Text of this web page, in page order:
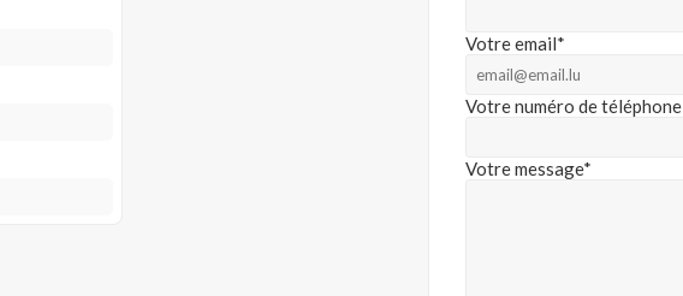
Votre email*
Votre numéro de téléphone
Votre message*